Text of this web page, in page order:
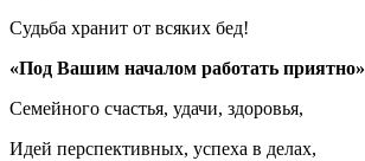
Судьба хранит от всяких бед!
«Под Вашим началом работать приятно»
Семейного счастья, удачи, здоровья,
Идей перспективных, успеха в делах,